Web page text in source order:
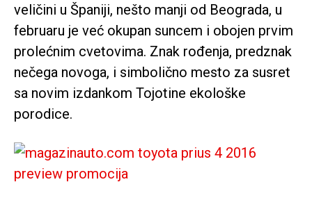
veličini u Španiji, nešto manji od Beograda, u
februaru je već okupan suncem i obojen prvim
prolećnim cvetovima. Znak rođenja, predznak
nečega novoga, i simbolično mesto za susret
sa novim izdankom Tojotine ekološke
porodice.